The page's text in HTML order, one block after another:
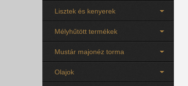
Lisztek és kenyerek
Mélyhűtött termékek
Mustár majonéz torma
Olajok